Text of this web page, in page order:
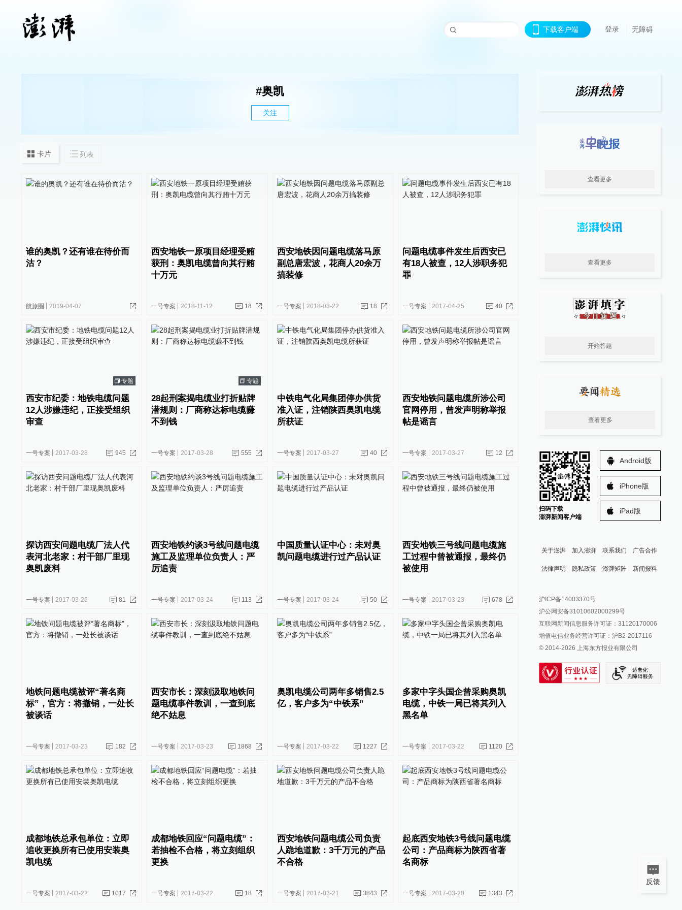
下载客户端 登录 无障碍
#奥凯
关注
卡片 列表
谁的奥凯？还有谁在待价而
沽？
航旅圈 2019-04-07
西安地铁一原项目经理受贿
获刑：奥凯电缆曾向其行贿
十万元
一号专案 2018-11-12 18
西安地铁因问题电缆落马原
副总唐宏波，花商人20余万
搞装修
一号专案 2018-03-22 18
问题电缆事件发生后西安已
有18人被查，12人涉职务犯
罪
一号专案 2017-04-25 40
专题
西安市纪委：地铁电缆问题
12人涉嫌违纪，正接受组织
审查
一号专案 2017-03-28 945
专题
28起刑案揭电缆业打折贴牌
潜规则：厂商称达标电缆赚
不到钱
一号专案 2017-03-28 555
中铁电气化局集团停办供货
准入证，注销陕西奥凯电缆
所获证
一号专案 2017-03-27 40
西安地铁问题电缆所涉公司
官网停用，曾发声明称举报
帖是谣言
一号专案 2017-03-27 12
探访西安问题电缆厂法人代
表河北老家：村干部厂里现
奥凯废料
一号专案 2017-03-26 81
西安地铁约谈3号线问题电缆
施工及监理单位负责人：严
厉追责
一号专案 2017-03-24 113
中国质量认证中心：未对奥
凯问题电缆进行过产品认证
一号专案 2017-03-24 50
西安地铁三号线问题电缆施
工过程中曾被通报，最终仍
被使用
一号专案 2017-03-23 678
地铁问题电缆被评“著名商
标”，官方：将撤销，一处长
被谈话
一号专案 2017-03-23 182
西安市长：深刻汲取地铁问
题电缆事件教训，一查到底
绝不姑息
一号专案 2017-03-23 1868
奥凯电缆公司两年多销售2.5
亿，客户多为“中铁系”
一号专案 2017-03-22 1227
多家中字头国企曾采购奥凯
电缆，中铁一局已将其列入
黑名单
一号专案 2017-03-22 1120
成都地铁总承包单位：立即
追收更换所有已使用安装奥
凯电缆
一号专案 2017-03-22 1017
成都地铁回应“问题电缆”：
若抽检不合格，将立刻组织
更换
一号专案 2017-03-22 18
西安地铁问题电缆公司负责
人跪地道歉：3千万元的产品
不合格
一号专案 2017-03-21 3843
起底西安地铁3号线问题电缆
公司：产品商标为陕西省著
名商标
一号专案 2017-03-20 1343
查看更多
查看更多
开始答题
查看更多
扫码下载
澎湃新闻客户端
Android版
iPhone版
iPad版
关于澎湃 加入澎湃 联系我们 广告合作
法律声明 隐私政策 澎湃矩阵
澎湃新闻公众号
澎湃新闻抖音号
派生万物开放平台
IP SHANGHAI
SIXTH TONE
新闻报料
报料邮箱: news@thepaper.cn
沪ICP备14003370号
沪公网安备31010602000299号
互联网新闻信息服务许可证：31120170006
增值电信业务经营许可证：沪B2-2017116
© 2014-2026 上海东方报业有限公司
反馈